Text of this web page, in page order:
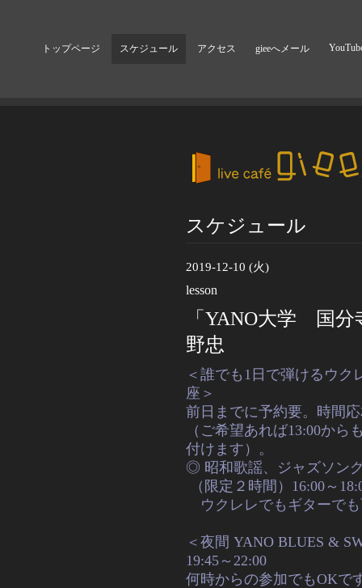
トップページ スケジュール アクセス gieeへメール
スケジュール
2019-12-10 (火)
lesson
「YANO大学 国分
野忠
＜誰でも1日で弾けるウク
座＞
前日までに予約要。時間
（ご希望あれば13:00から
付けます）。
◎ 昭和歌謡、ジャズソン
（限定２時間） 16:00～
ウクレレでもギターで
＜夜間 YANO BLUES &
19:45～22:00
何時からの参加でもOKで